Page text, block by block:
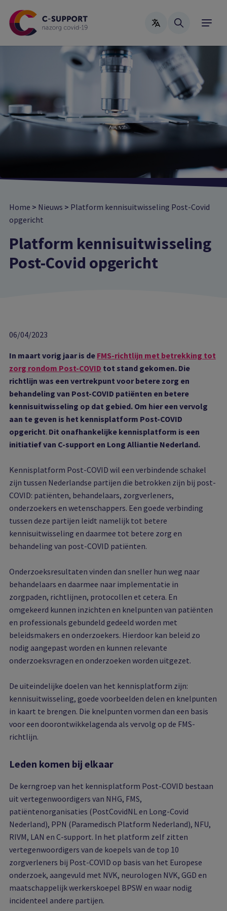
main
content
Home > Nieuws > Platform kennisuitwisseling Post-Covid
opgericht
Platform kennisuitwisseling
Post-Covid opgericht
06/04/2023
In maart vorig jaar is de FMS-richtlijn met betrekking tot
zorg rondom Post-COVID tot stand gekomen. Die
richtlijn was een vertrekpunt voor betere zorg en
behandeling van Post-COVID patiënten en betere
kennisuitwisseling op dat gebied. Om hier een vervolg
aan te geven is het kennisplatform Post-COVID
opgericht. Dit onafhankelijke kennisplatform is een
initiatief van C-support en Long Alliantie Nederland.
Kennisplatform Post-COVID wil een verbindende schakel
zijn tussen Nederlandse partijen die betrokken zijn bij post-
COVID: patiënten, behandelaars, zorgverleners,
onderzoekers en wetenschappers. Een goede verbinding
tussen deze partijen leidt namelijk tot betere
kennisuitwisseling en daarmee tot betere zorg en
behandeling van post-COVID patiënten.
Onderzoeksresultaten vinden dan sneller hun weg naar
behandelaars en daarmee naar implementatie in
zorgpaden, richtlijnen, protocollen et cetera. En
omgekeerd kunnen inzichten en knelpunten van patiënten
en professionals gebundeld gedeeld worden met
beleidsmakers en onderzoekers. Hierdoor kan beleid zo
nodig aangepast worden en kunnen relevante
onderzoeksvragen en onderzoeken worden uitgezet.
De uiteindelijke doelen van het kennisplatform zijn:
kennisuitwisseling, goede voorbeelden delen en knelpunten
in kaart te brengen. Die knelpunten vormen dan een basis
voor een doorontwikkelagenda als vervolg op de FMS-
richtlijn.
Leden komen bij elkaar
De kerngroep van het kennisplatform Post-COVID bestaan
uit vertegenwoordigers van NHG, FMS,
patiëntenorganisaties (PostCovidNL en Long-Covid
Nederland), PPN (Paramedisch Platform Nederland), NFU,
RIVM, LAN en C-support. In het platform zelf zitten
vertegenwoordigers van de koepels van de top 10
zorgverleners bij Post-COVID op basis van het Europese
onderzoek, aangevuld met NVK, neurologen NVK, GGD en
maatschappelijk werkerskoepel BPSW en waar nodig
incidenteel andere partijen.